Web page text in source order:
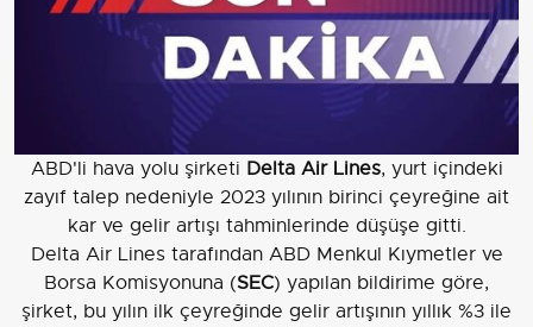
ABD'li hava yolu şirketi Delta Air Lines, yurt içindeki
zayıf talep nedeniyle 2023 yılının birinci çeyreğine ait
kar ve gelir artışı tahminlerinde düşüşe gitti.
Delta Air Lines tarafından ABD Menkul Kıymetler ve
Borsa Komisyonuna (SEC) yapılan bildirime göre,
şirket, bu yılın ilk çeyreğinde gelir artışının yıllık %3 ile